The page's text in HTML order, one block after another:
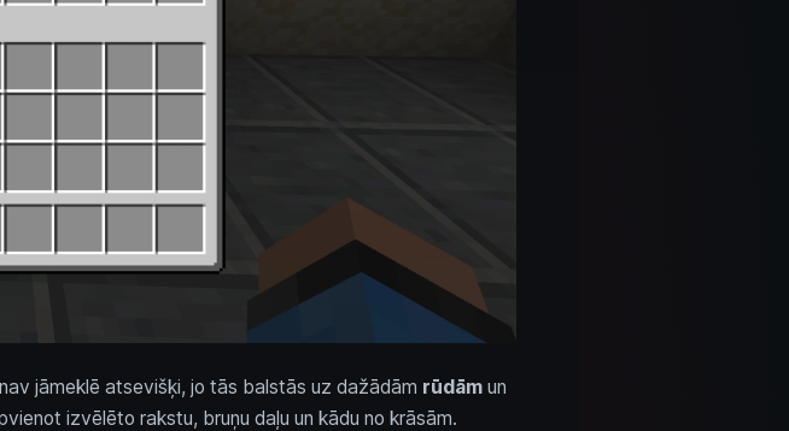
jāmeklē atsevišķi, jo tās balstās uz dažādām rūdāmun
izvēlēto rakstu, bruņu daļu un kādu no krāsām.